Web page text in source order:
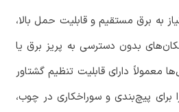
به برق مستقیم و قابلیت حمل بالا،
مکان‌های بدون دسترسی به پریز برق یا
معمولاً دارای قابلیت تنظیم گشتاور
برای پیچ‌بندی و سوراخکاری در چوب،